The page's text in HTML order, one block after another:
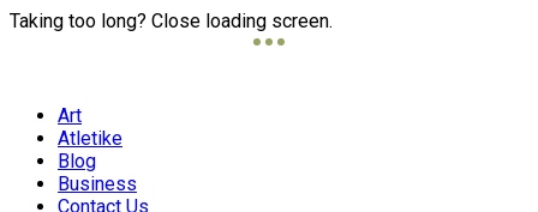
Taking too long? Close loading screen.
Art
Atletike
Blog
Business
Contact Us